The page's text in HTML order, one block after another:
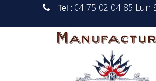
Tel : 04 75 02 04 85 Lun